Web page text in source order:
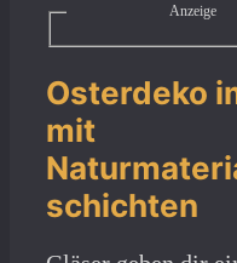
Anzeige
Osterdeko
mit
schichten